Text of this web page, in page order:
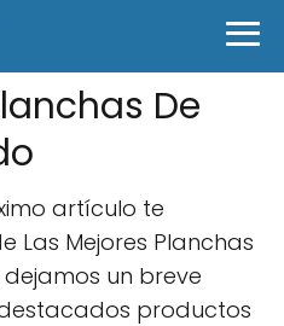
De
artículo te
Las Mejores Planchas
dejamos un breve
productos